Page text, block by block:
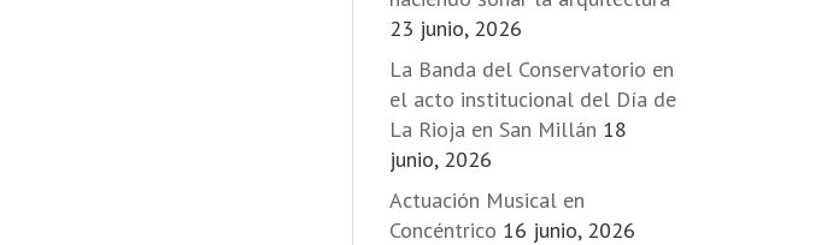
23 junio, 2026
La Banda del Conservatorio en
el acto institucional del Día de
La Rioja en San Millán 18
junio, 2026
Actuación Musical en
Concéntrico 16 junio, 2026